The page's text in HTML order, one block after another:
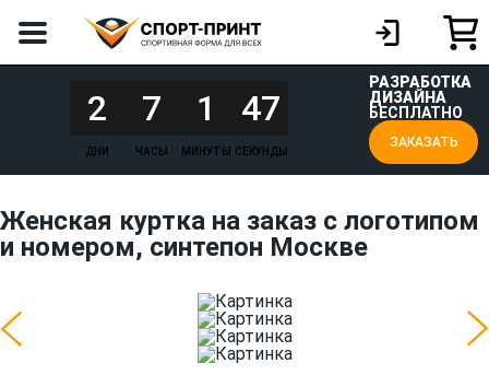
2
ДНИ
7
ЧАСЫ
1
МИНУТЫ
47
СЕКУНДЫ
РАЗРАБОТКА
ДИЗАЙНА
БЕСПЛАТНО
ЗАКАЗАТЬ
Женская куртка на заказ с логотипом
и номером, синтепон Москве